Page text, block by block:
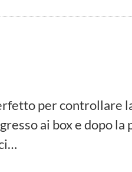
per controllare
ai box e dopo la